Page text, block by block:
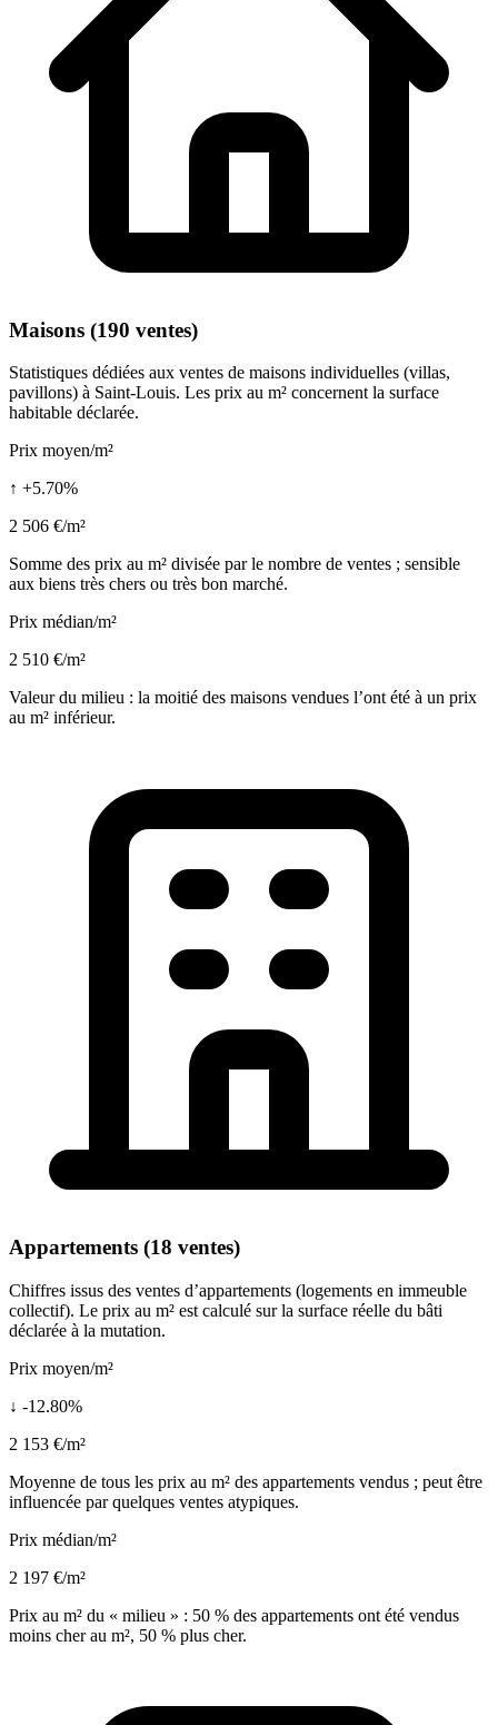
Maisons (190 ventes)
Statistiques dédiées aux ventes de maisons individuelles (villas,
pavillons) à Saint-Louis. Les prix au m² concernent la surface
habitable déclarée.
Prix moyen/m²
↑ +5.70%
2 506 €/m²
Somme des prix au m² divisée par le nombre de ventes ; sensible
aux biens très chers ou très bon marché.
Prix médian/m²
2 510 €/m²
Valeur du milieu : la moitié des maisons vendues l’ont été à un prix
au m² inférieur.
Appartements (18 ventes)
Chiffres issus des ventes d’appartements (logements en immeuble
collectif). Le prix au m² est calculé sur la surface réelle du bâti
déclarée à la mutation.
Prix moyen/m²
↓ -12.80%
2 153 €/m²
Moyenne de tous les prix au m² des appartements vendus ; peut être
influencée par quelques ventes atypiques.
Prix médian/m²
2 197 €/m²
Prix au m² du « milieu » : 50 % des appartements ont été vendus
moins cher au m², 50 % plus cher.